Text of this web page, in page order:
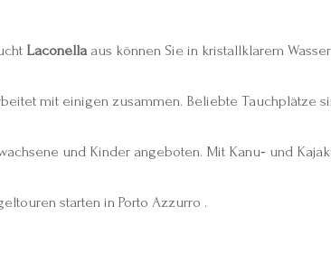
Laconellaaus können Sie in kristallklarem
mit einigen zusammen. Beliebte Tauchplätze
und Kinder angeboten. Mit Kanu‑ und
starten in Porto Azzurro .